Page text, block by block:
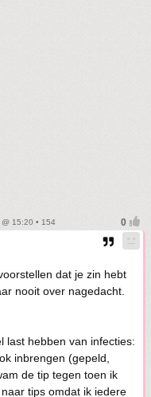
15:20 • 154
dat je zin hebt
nooit over nagedacht.
last hebben van infecties:
inbrengen (gepeld,
de tip tegen toen ik
tips omdat ik iedere